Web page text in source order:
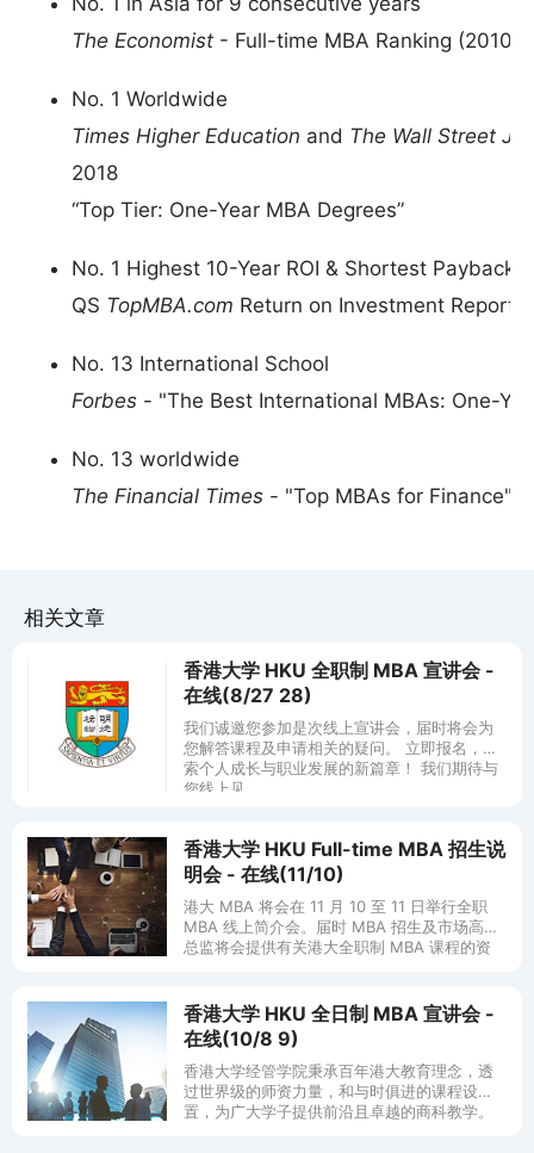
The Economist - Full-time MBA Ranking (2010-
No. 1 Worldwide
Times Higher Education and The Wall Street
2018
“Top Tier: One-Year MBA Degrees”
No. 1 Highest 10-Year ROI & Shortest Payback
QS TopMBA.com Return on Investment Report
No. 13 International School
Forbes - "The Best International MBAs: One-
No. 13 worldwide
The Financial Times - "Top MBAs for Finance"
相关文章
香港大学 HKU 全职制 MBA 宣讲会 -
在线(8/27 28)
我们诚邀您参加是次线上宣讲会，届时将会为
您解答课程及申请相关的疑问。 立即报名，探
索个人成长与职业发展的新篇章！ 我们期待与
您线上见。
香港大学 HKU Full-time MBA 招生说
明会 - 在线(11/10)
港大 MBA 将会在 11 月 10 至 11 日举行全职
MBA 线上简介会。届时 MBA 招生及市场高级
总监将会提供有关港大全职制 MBA 课程的资
香港大学 HKU 全日制 MBA 宣讲会 -
在线(10/8 9)
香港大学经管学院秉承百年港大教育理念，透
过世界级的师资力量，和与时俱进的课程设
置，为广大学子提供前沿且卓越的商科教学。